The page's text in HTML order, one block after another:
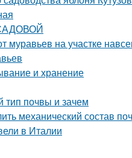
муравьев на участке
и хранение
тип почвы и зачем
механический состав
в Италии